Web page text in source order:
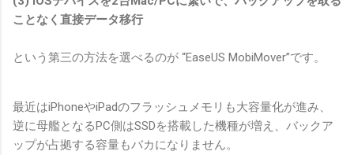
ことなく直接データ移行
という第三の方法を選べるのが “EaseUS MobiMover”です。
最近はiPhoneやiPadのフラッシュメモリも大容量化が進み、
逆に母艦となるPC側はSSDを搭載した機種が増え、バックア
ップが占拠する容量もバカになりません。